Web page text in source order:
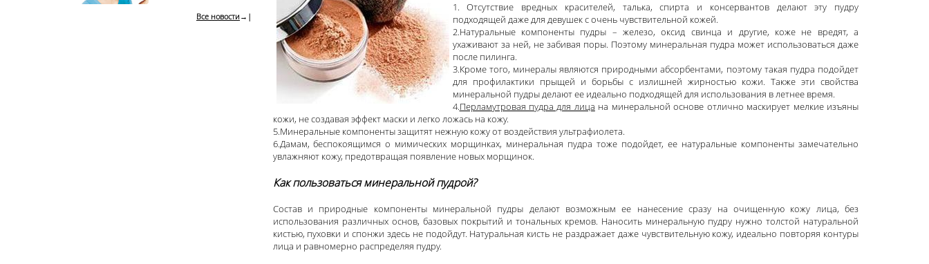
Все новости →|
1. Отсутствие вредных красителей, талька, спирта и консервантов делают эту пудру
подходящей даже для девушек с очень чувствительной кожей.
2.Натуральные компоненты пудры – железо, оксид свинца и другие, коже не вредят, а
ухаживают за ней, не забивая поры. Поэтому минеральная пудра может использоваться даже
после пилинга.
3.Кроме того, минералы являются природными абсорбентами, поэтому такая пудра подойдет
для профилактики прыщей и борьбы с излишней жирностью кожи. Также эти свойства
минеральной пудры делают ее идеально подходящей для использования в летнее время.
4.Перламутровая пудра для лица на минеральной основе отлично маскирует мелкие изъяны
кожи, не создавая эффект маски и легко ложась на кожу.
5.Минеральные компоненты защитят нежную кожу от воздействия ультрафиолета.
6.Дамам, беспокоящимся о мимических морщинках, минеральная пудра тоже подойдет, ее натуральные компоненты замечательно
увлажняют кожу, предотвращая появление новых морщинок.
Как пользоваться минеральной пудрой?
Состав и природные компоненты минеральной пудры делают возможным ее нанесение сразу на очищенную кожу лица, без
использования различных основ, базовых покрытий и тональных кремов. Наносить минеральную пудру нужно толстой натуральной
кистью, пуховки и спонжи здесь не подойдут. Натуральная кисть не раздражает даже чувствительную кожу, идеально повторяя контуры
лица и равномерно распределяя пудру.